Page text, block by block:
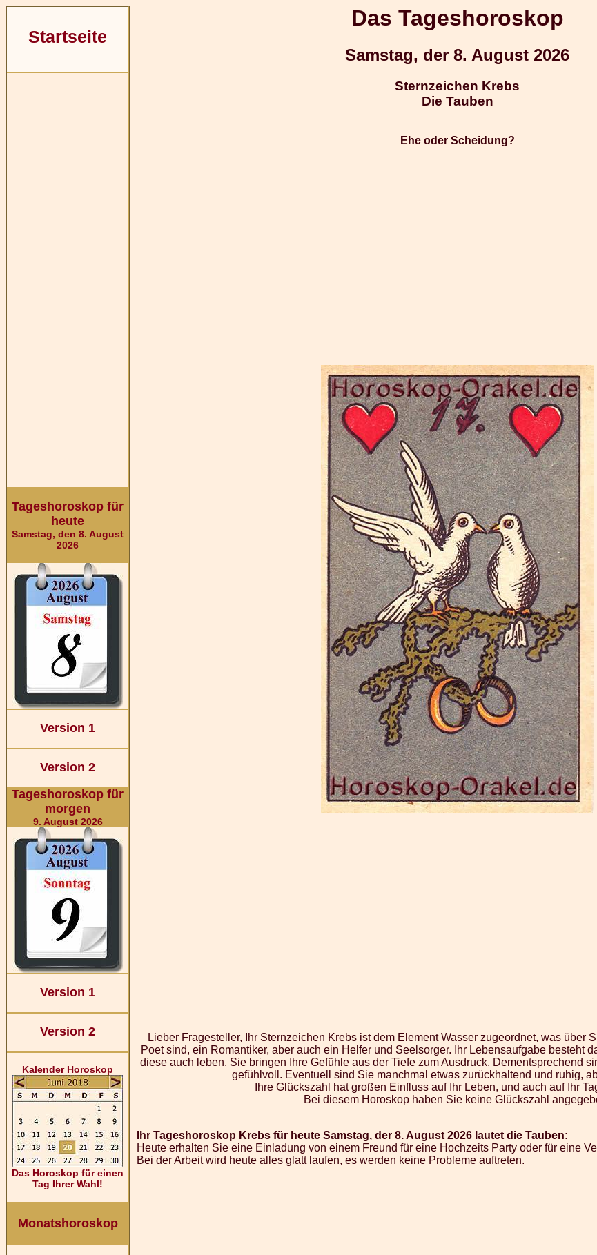
Startseite
Tageshoroskop für
heute
Samstag, den 8. August
2026
Version 1
Version 2
Tageshoroskop für
morgen
9. August 2026
Version 1
Version 2
Kalender Horoskop
Das Horoskop für einen
Tag Ihrer Wahl!
Monatshoroskop
Das Tageshoroskop
Samstag, der 8. August 2026
Sternzeichen Krebs
Die Tauben
Ehe oder Scheidung?
Lieber Fragesteller, Ihr Sternzeichen Krebs ist dem Element Wasser zugeordnet, was über
Poet sind, ein Romantiker, aber auch ein Helfer und Seelsorger. Ihr Lebensaufgabe besteht
diese auch leben. Sie bringen Ihre Gefühle aus der Tiefe zum Ausdruck. Dementsprechend
gefühlvoll. Eventuell sind Sie manchmal etwas zurückhaltend und ruhig,
Ihre Glückszahl hat großen Einfluss auf Ihr Leben, und auch auf Ihr
Bei diesem Horoskop haben Sie keine Glückszahl
Ihr Tageshoroskop Krebs für heute Samstag, der 8. August 2026 lautet die Tauben:
Heute erhalten Sie eine Einladung von einem Freund für eine Hochzeits Party oder für eine
Bei der Arbeit wird heute alles glatt laufen, es werden keine Probleme auftreten.